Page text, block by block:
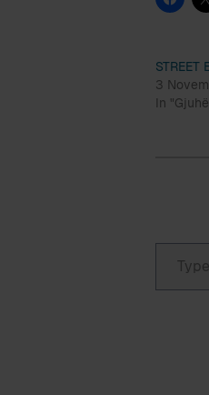
STREET
3
In
Type your email…